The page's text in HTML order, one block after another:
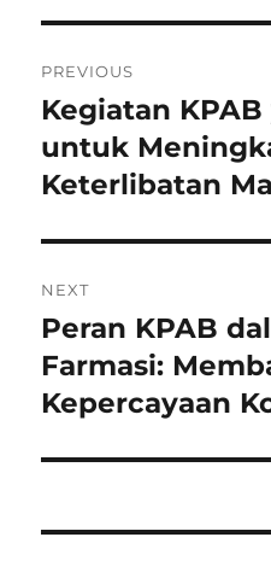
navigation
PREVIOUS
Previous
post:
Kegiatan
untuk
Keterlibatan
NEXT
Next
post:
Peran KPAB
Farmasi:
Kepercayaan